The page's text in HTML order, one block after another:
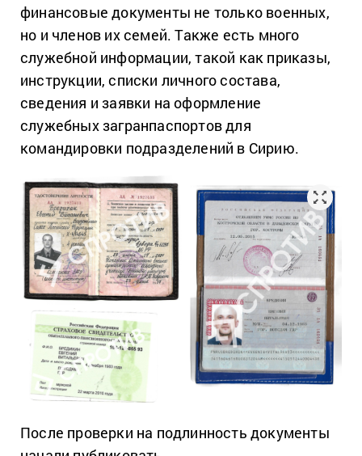
финансовые документы не только военных,
но и членов их семей. Также есть много
служебной информации, такой как приказы,
инструкции, списки личного состава,
сведения и заявки на оформление
служебных загранпаспортов для
командировки подразделений в Сирию.
После проверки на подлинность документы